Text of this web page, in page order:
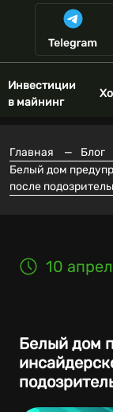
Инвестиции
в майнинг
Главная — Блог
Белый дом
после
10
Белый дом